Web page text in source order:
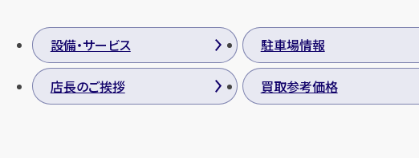
設備・サービス 駐車場情報
店長のご挨拶 買取参考価格